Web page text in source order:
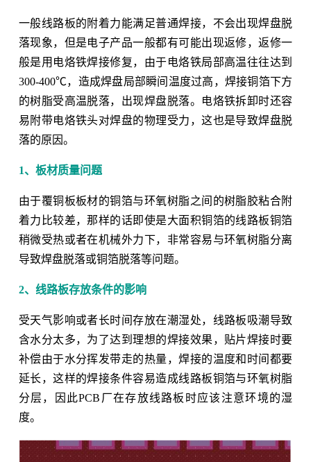
一般线路板的附着力能满足普通焊接，不会出现焊盘脱
落现象，但是电子产品一般都有可能出现返修，返修一
般是用电烙铁焊接修复，由于电烙铁局部高温往往达到
300-400℃，造成焊盘局部瞬间温度过高，焊接铜箔下方
的树脂受高温脱落，出现焊盘脱落。电烙铁拆卸时还容
易附带电烙铁头对焊盘的物理受力，这也是导致焊盘脱
落的原因。
1、板材质量问题
由于覆铜板板材的铜箔与环氧树脂之间的树脂胶粘合附
着力比较差，那样的话即使是大面积铜箔的线路板铜箔
稍微受热或者在机械外力下，非常容易与环氧树脂分离
导致焊盘脱落或铜箔脱落等问题。
2、线路板存放条件的影响
受天气影响或者长时间存放在潮湿处，线路板吸潮导致
含水分太多，为了达到理想的焊接效果，贴片焊接时要
补偿由于水分挥发带走的热量，焊接的温度和时间都要
延长，这样的焊接条件容易造成线路板铜箔与环氧树脂
分层，因此PCB厂在存放线路板时应该注意环境的湿
度。